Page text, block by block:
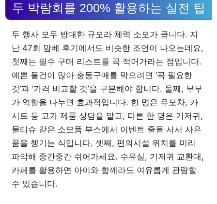
두 박람회를 200% 활용하는 실전 팁
두 행사 모두 방대한 규모라 체력 소모가 큽니다. 지
난 47회 맘베 후기에서도 비슷한 조언이 나오는데요,
첫째는 필수 구매 리스트를 꼭 적어가라는 점입니다.
예쁜 물건이 많아 충동구매를 막으려면 ‘꼭 필요한
것’과 ‘가격 비교할 것’을 구분해야 합니다. 둘째, 부부
가 역할을 나누면 효과적입니다. 한 명은 유모차, 카
시트 등 고가 제품 상담을 맡고, 다른 한 명은 기저귀,
물티슈 같은 소모품 부스에서 이벤트 줄을 서서 사은
품을 챙기는 식입니다. 셋째, 편의시설 위치를 미리
파악해 중간중간 쉬어가세요. 수유실, 기저귀 교환대,
카페를 활용하면 아이와 함께라도 여유롭게 관람할
수 있습니다.